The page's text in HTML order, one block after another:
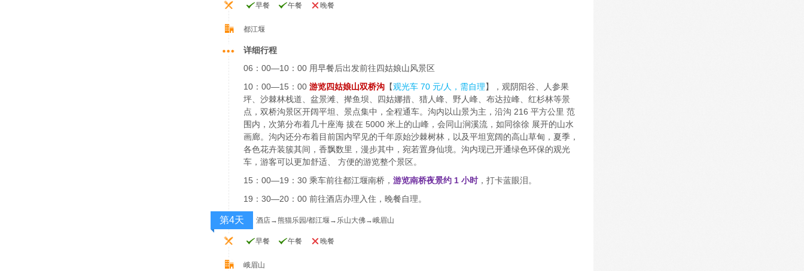
早餐 午餐 晚餐
都江堰
详细行程
06：00—10：00 用早餐后出发前往四姑娘山风景区
10：00—15：00 游览四姑娘山双桥沟 【观光车 70 元/人，需自理】，观阴阳谷、人参果
坪、沙棘林栈道、盆景滩、撵鱼坝、四姑娜措、猎人峰、野人峰、布达拉峰、红杉林等景
点，双桥沟景区开阔平坦、景点集中，全程通车。沟内以山景为主，沿沟 216 平方公里 范
围内，次第分布着几十座海 拔在 5000 米上的山峰，会同山涧溪流，如同徐徐 展开的山水
画廊。沟内还分布着目前国内罕见的千年原始沙棘树林，以及平坦宽阔的高山草甸，夏季，
各色花卉装簇其间，香飘数里，漫步其中，宛若置身仙境。沟内现已开通绿色环保的观光
车，游客可以更加舒适、 方便的游览整个景区。
15：00—19：30 乘车前往都江堰南桥， 游览南桥夜景约 1 小时 ，打卡蓝眼泪。
19：30—20：00 前往酒店办理入住，晚餐自理。
第4天 酒店→熊猫乐园/都江堰→乐山大佛→峨眉山
早餐 午餐 晚餐
峨眉山